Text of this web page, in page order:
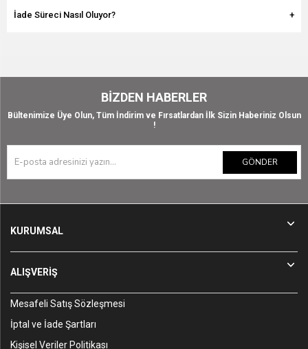
İade Süreci Nasıl Oluyor?
BIZDEN HABERLER
Bültenimize Üye Olun, Tüm İndirim ve Fırsatlardan İlk Sizin Haberiniz Olsun
!
GÖNDER
KURUMSAL
ALIŞVERİŞ
Mesafeli Satış Sözleşmesi
İptal ve İade Şartları
Kişisel Veriler Politikası